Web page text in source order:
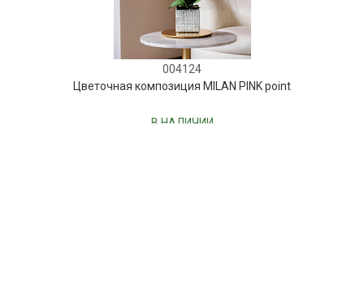
004124
Цветочная композиция MILAN PINK point
В НАЛИЧИИ